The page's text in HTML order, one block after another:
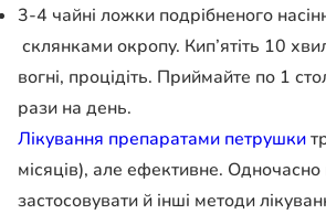
3-4 чайні ложки подрібненого
склянками окропу. Кип’ятіть 10
вогні, процідіть. Приймайте по 1
рази на день.
Лікування препаратами петрушки
місяців), але ефективне.
застосовувати й інші методи